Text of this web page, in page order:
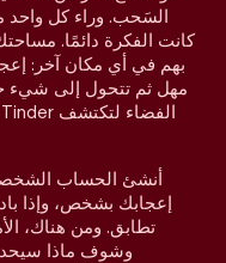
السَحب. وراء كل
كانت الفكرة دائمًا.
بهم في أي مكان آخر:
مهل ثم تتحول إلى شيء
أنشئ الحساب
إعجابك بشخص، وإذا
تطابق. ومن هناك،
وشوف ماذا